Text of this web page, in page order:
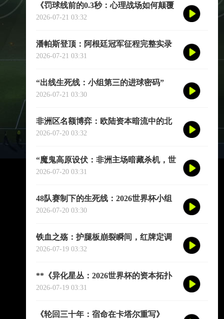
《罚球线前的0.3秒：心理战场如何颠覆
世界杯命运》
2026-07-21 03:32
潘帕斯登顶：阿根廷冠军征程完整实录
2026-07-21 03:31
“出线生死线：小组第三的进球密码”
2026-07-21 03:30
非洲区名额博弈：欧陆资本暗流中的北
非双雄与西非七骏
2026-07-20 03:32
“魔鬼高原设伏：非洲主场暗藏杀机，世
预赛再临生死战”
2026-07-20 03:31
48队赛制下的生死线：2026世界杯小组
第三出线后的交叉对阵与晋级推演
2026-07-20 03:30
铁血之殇：护腿板崩裂瞬间，红牌定调
揭幕战
2026-07-19 03:32
**《异化星丛：2026世界杯的资本拓扑
与身体解域》**
2026-07-19 03:31
《轮回三十年：宿命在卡塔尔重写》